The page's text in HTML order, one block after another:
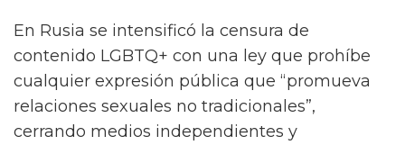
En Rusia se intensificó la censura de
contenido LGBTQ+ con una ley que prohíbe
cualquier expresión pública que “promueva
relaciones sexuales no tradicionales”,
cerrando medios independientes y